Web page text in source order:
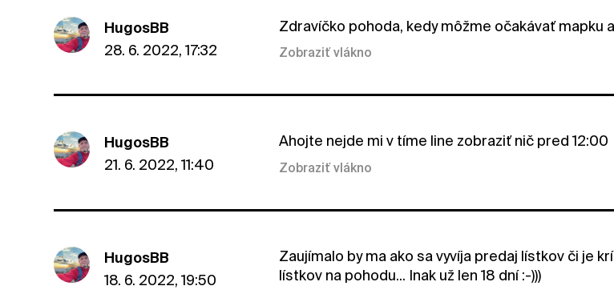
HugosBB
28. 6. 2022, 17:32
Zdravíčko pohoda, kedy môžme očakávať mapku
Zobraziť vlákno
HugosBB
21. 6. 2022, 11:40
Ahojte nejde mi v tíme line zobraziť nič pred 12:00
Zobraziť vlákno
HugosBB
18. 6. 2022, 19:50
Zaujímalo by ma ako sa vyvíja predaj lístkov či je
lístkov na pohodu... Inak už len 18 dní :-)))